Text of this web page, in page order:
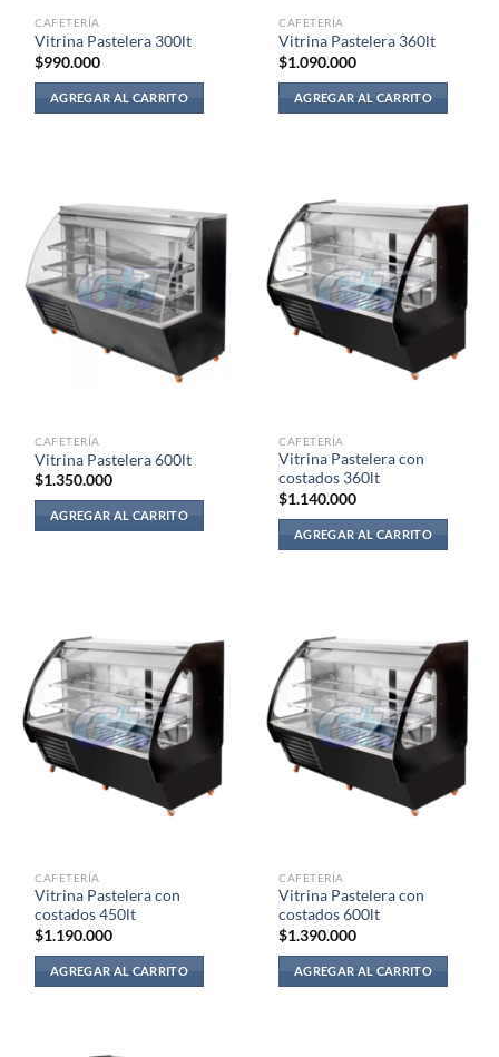
CAFETERÍA
Vitrina Pastelera 300lt
$990.000
AGREGAR AL CARRITO
CAFETERÍA
Vitrina Pastelera 360lt
$1.090.000
AGREGAR AL CARRITO
CAFETERÍA
Vitrina Pastelera 600lt
$1.350.000
AGREGAR AL CARRITO
CAFETERÍA
Vitrina Pastelera con
costados 360lt
$1.140.000
AGREGAR AL CARRITO
CAFETERÍA
Vitrina Pastelera con
costados 450lt
$1.190.000
AGREGAR AL CARRITO
CAFETERÍA
Vitrina Pastelera con
costados 600lt
$1.390.000
AGREGAR AL CARRITO